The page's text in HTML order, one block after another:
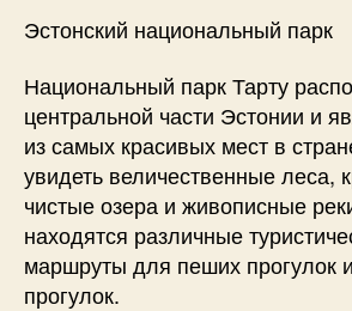
Эстонский национальный парк
Национальный парк Тарту
центральной части Эстонии и
из самых красивых мест в
увидеть величественные леса,
чистые озера и живописные
находятся различные
маршруты для пеших прогулок
прогулок.